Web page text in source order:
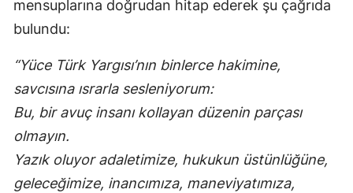
mensuplarına doğrudan hitap ederek şu çağrıda
bulundu:
“Yüce Türk Yargısı’nın binlerce hakimine,
savcısına ısrarla sesleniyorum:
Bu, bir avuç insanı kollayan düzenin parçası
olmayın.
Yazık oluyor adaletimize, hukukun üstünlüğüne,
geleceğimize, inancımıza, maneviyatımıza,